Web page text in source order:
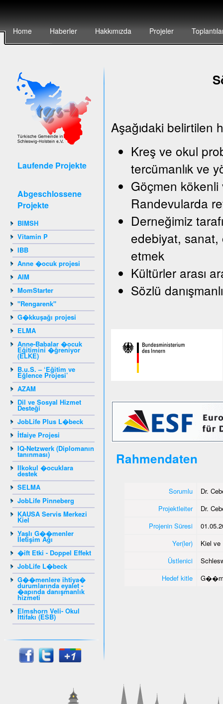
Home Haberler Hakkımızda Projeler
Laufende Projekte
Abgeschlossene
Projekte
BIMSH
Vitamin P
IBB
Anne �ocuk projesi
AIM
MomStarter
"Rengarenk"
G�kkuşağı projesi
ELMA
Anne-Babalar �ocuk
Eğitimini �ğreniyor
(ELKE)
B.u.S. – ‘Eğitim ve
Eğlence Projesi’
AZAM
Dil ve Sosyal Hizmet
Desteği
JobLife Plus L�beck
İtfaiye Projesi
IQ-Netzwerk (Diplomanın
tanınması)
Ilkokul �ocuklara
destek
SELMA
JobLife Pinneberg
KAUSA Servis Merkezi
Kiel
Yaşlı G��menler
İletişim Ağı
�ift Etki - Doppel Effekt
JobLife L�beck
G��menlere ihtiya�
durumlarında eyalet -
�apında danışmanlık
hizmeti
Elmshorn Veli- Okul
İttifakı (ESB)
Aşağıdaki belirtilen
Kreş ve okul
tercümanlık ve
Göçmen
Randevularda
Derneğimiz
edebiyat, sanat,
etmek
Kültürler arası
Sözlü
Rahmendaten
Sorumlu
Dr.
Projektleiter
Dr.
Projenin Süresi
Yer(ler)
Kiel
Üstlenici
Hedef kitle